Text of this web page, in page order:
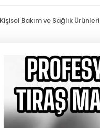
Kişisel Bakım ve Sağlık Ürünleri